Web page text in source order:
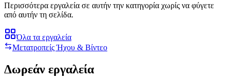
Περισσότερα εργαλεία σε αυτήν την κατηγορία χωρίς να φύγετε
από αυτήν τη σελίδα.
Όλα τα εργαλεία
Μετατροπείς Ήχου & Βίντεο
Δωρεάν εργαλεία